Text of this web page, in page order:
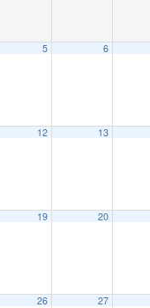
5 6
12 13
19 20
26 27